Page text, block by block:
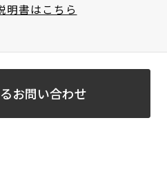
明書はこちら
お問い合わせ